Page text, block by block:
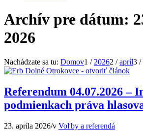
Archív pre dátum:
2026
Nachádzate sa tu: Domov1 / 20262 / apríl3 /
Referendum 04.07.2026 –
podmienkach práva
23. apríla 2026/v Voľby a referendá